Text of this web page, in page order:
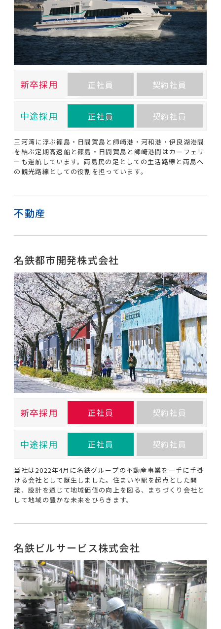
新卒採用 正社員 契約社員
中途採用 正社員 契約社員
三河湾に浮ぶ篠島・日間賀島と師崎港・河和港・伊良湖港間
を結ぶ定期高速船と篠島・日間賀島と師崎港間はカーフェリ
ーも運航しています。両島民の足としての生活路線と両島へ
の観光路線としての役割を担っています。
不動産
名鉄都市開発株式会社
新卒採用 正社員 契約社員
中途採用 正社員 契約社員
当社は2022年4月に名鉄グループの不動産事業を一手に手掛
ける会社として誕生しました。住まいや駅を起点とした開
発、設計を通じて地域価値の向上を図る、まちづくり会社と
して地域の豊かな未来をひらきます。
名鉄ビルサービス株式会社